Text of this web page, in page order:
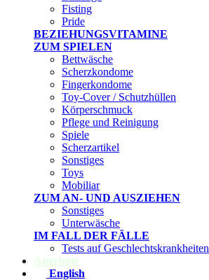
Fisting
Pride
BEZIEHUNGSVITAMINE
ZUM SPIELEN
Bettwäsche
Scherzkondome
Fingerkondome
Toy-Cover / Schutzhüllen
Körperschmuck
Pflege und Reinigung
Spiele
Scherzartikel
Sonstiges
Toys
Mobiliar
ZUM AN- UND AUSZIEHEN
Sonstiges
Unterwäsche
IM FALL DER FÄLLE
Tests auf Geschlechtskrankheiten
Angebote
English